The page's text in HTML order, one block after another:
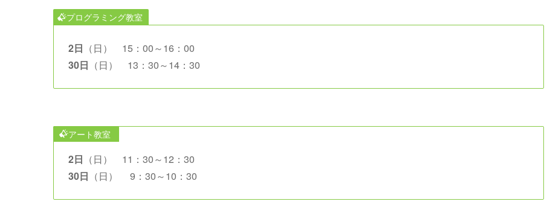
プログラミング教室
2日 （日） 15：00～16：00
30日 （日） 13：30～14：30
アート教室
2日 （日） 11：30～12：30
30日 （日） 9：30～10：30